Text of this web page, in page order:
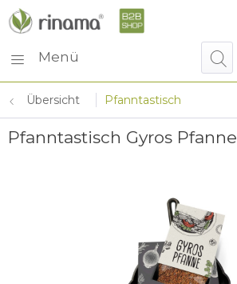
Menü
Übersicht Pfanntastisch
Pfanntastisch Gyros Pfanne